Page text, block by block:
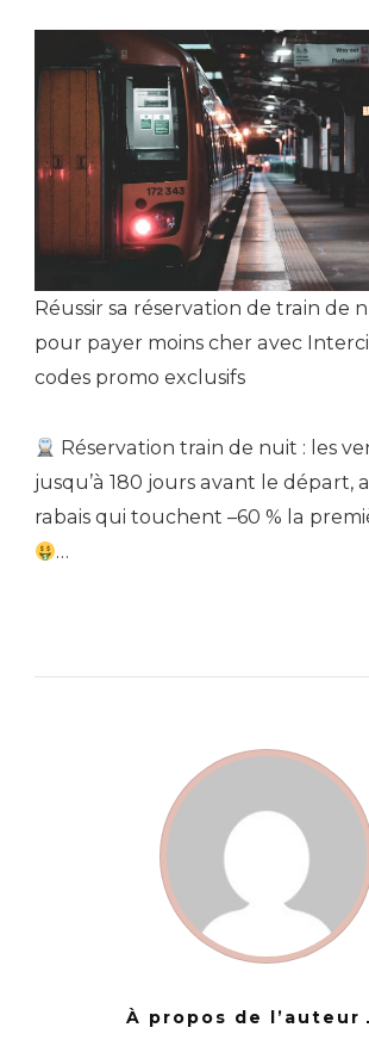
Réussir sa réservation de train de
pour payer moins cher avec
codes promo exclusifs
Réservation train de nuit : les
jusqu’à 180 jours avant le départ,
rabais qui touchent –60 % la
…
À propos de l’auteur